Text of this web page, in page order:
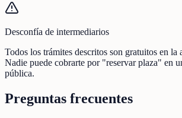
Desconfía de intermediarios
Todos los trámites descritos son gratuitos en la
Nadie puede cobrarte por "reservar plaza" en
pública.
Preguntas frecuentes